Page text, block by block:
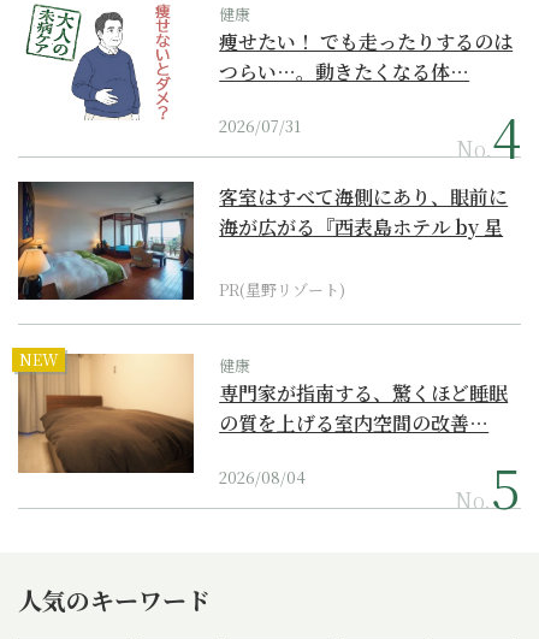
健康
痩せたい！ でも走ったりするのは
つらい…。動きたくなる体…
2026/07/31
No.
客室はすべて海側にあり、眼前に
海が広がる『西表島ホテル by 星
PR(星野リゾート)
NEW 健康
専門家が指南する、驚くほど睡眠
の質を上げる室内空間の改善…
2026/08/04
No.
人気のキーワード